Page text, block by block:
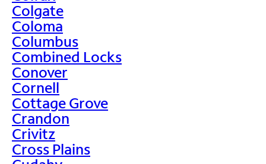
Colgate
Coloma
Columbus
Combined Locks
Conover
Cornell
Cottage Grove
Crandon
Crivitz
Cross Plains